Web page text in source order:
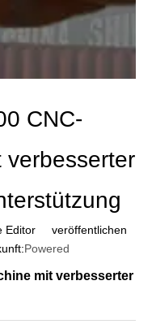
CNC-
verbesserter
Editor veröffentlichen
Powered
mit verbesserter